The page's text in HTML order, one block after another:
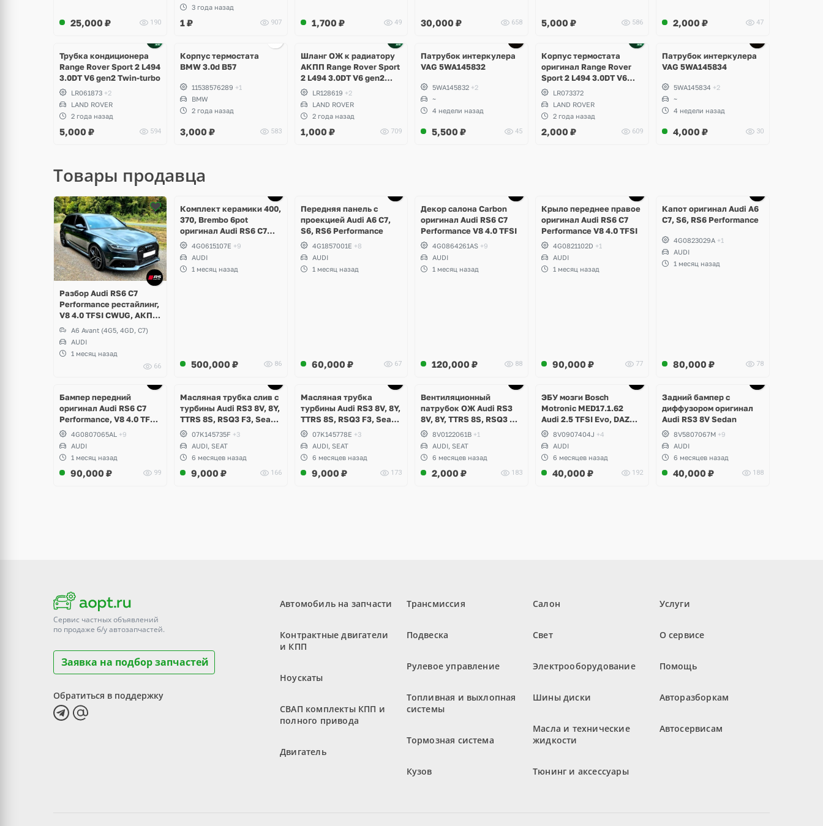
25,000 ₽ 190
3 года назад
1₽ 907 1,700 ₽ 49 30,000 ₽ 658 5,000 ₽ 586 2,000 ₽ 47
Трубка кондиционера
Range Rover Sport 2 L494
3.0DT V6 gen2 Twin-turbo
LR061873 +2
LAND ROVER
2 года назад
5,000 ₽ 594
Корпус термостата
BMW 3.0d B57
11538576289 +1
BMW
2 года назад
3,000 ₽ 583
Шланг ОЖ к радиатору
АКПП Range Rover Sport
2 L494 3.0DT V6 gen2
Twin-turbo
LR128619 +2
LAND ROVER
2 года назад
1,000 ₽ 709
Патрубок интеркулера
VAG 5WA145832
5WA145832 +2
~
4 недели назад
5,500 ₽ 45
Корпус термостата
оригинал Range Rover
Sport 2 L494 3.0DT V6
gen2 Twin-turbo
LR073372
LAND ROVER
2 года назад
2,000 ₽ 609
Патрубок интеркулера
VAG 5WA145834
5WA145834 +2
~
4 недели назад
4,000 ₽ 30
Товары продавца
Разбор Audi RS6 C7
Performance рестайлинг,
V8 4.0 TFSI CWUG, АКПП
ZF
A6 Avant (4G5, 4GD, C7)
AUDI
1 месяц назад
66
5 фото
Комплект керамики 400,
370, Brembo 6pot
оригинал Audi RS6 C7
Performance, RS7 V8 4.0
TFSI
4G0615107E +9
AUDI
1 месяц назад
500,000 ₽ 86
Передняя панель с
проекцией Audi A6 C7,
S6, RS6 Performance
4G1857001E +8
AUDI
1 месяц назад
60,000 ₽ 67
Декор салона Carbon
оригинал Audi RS6 C7
Performance V8 4.0 TFSI
4G0864261AS +9
AUDI
1 месяц назад
120,000 ₽ 88
Крыло переднее правое
оригинал Audi RS6 C7
Performance V8 4.0 TFSI
4G0821102D +1
AUDI
1 месяц назад
90,000 ₽ 77
Капот оригинал Audi A6
C7, S6, RS6 Performance
4G0823029A +1
AUDI
1 месяц назад
80,000 ₽ 78
Бампер передний
оригинал Audi RS6 C7
Performance, V8 4.0 TFSI
рестайлинг
4G0807065AL
+9
AUDI
1 месяц назад
90,000 ₽ 99
Масляная трубка слив с
турбины Audi RS3 8V, 8Y,
TTRS 8S, RSQ3 F3, Seat
Formentor Cupra 2.5 TFSI
Evo, DAZA, DNWA, DNWB
07K145735F +3
AUDI, SEAT
6 месяцев назад
9,000 ₽ 166
Масляная трубка
турбины Audi RS3 8V, 8Y,
TTRS 8S, RSQ3 F3, Seat
Formentor Cupra 2.5 TFSI
Evo, DAZA, DNWA, DNWB
07K145778E +3
AUDI, SEAT
6 месяцев назад
9,000 ₽ 173
Вентиляционный
патрубок ОЖ Audi RS3
8V, 8Y, TTRS 8S, RSQ3 F3,
Seat Formentor Cupra 2.5
TFSI Evo, DAZA, DNWA,
DNWB
8V0122061B +1
AUDI, SEAT
6 месяцев назад
2,000 ₽ 183
ЭБУ мозги Bosch
Motronic MED17.1.62
Audi 2.5 TFSI Evo, DAZA,
RS3 8V
8V0907404J +4
AUDI
6 месяцев назад
40,000 ₽ 192
Задний бампер с
диффузором оригинал
Audi RS3 8V Sedan
8V5807067M +9
AUDI
6 месяцев назад
40,000 ₽ 188
Сервис частных объявлений
по продаже б/уавтозапчастей.
Заявка на подбор запчастей
Обратиться в поддержку
Автомобиль на запчасти
Контрактные двигатели
и КПП
Ноускаты
СВАП комплекты КПП и
полного привода
Двигатель
Трансмиссия
Подвеска
Рулевое управление
Топливная и выхлопная
системы
Тормозная система
Кузов
Салон
Свет
Электрооборудование
Шины диски
Масла и технические
жидкости
Тюнинг и аксессуары
Услуги
О сервисе
Помощь
Авторазборкам
Автосервисам